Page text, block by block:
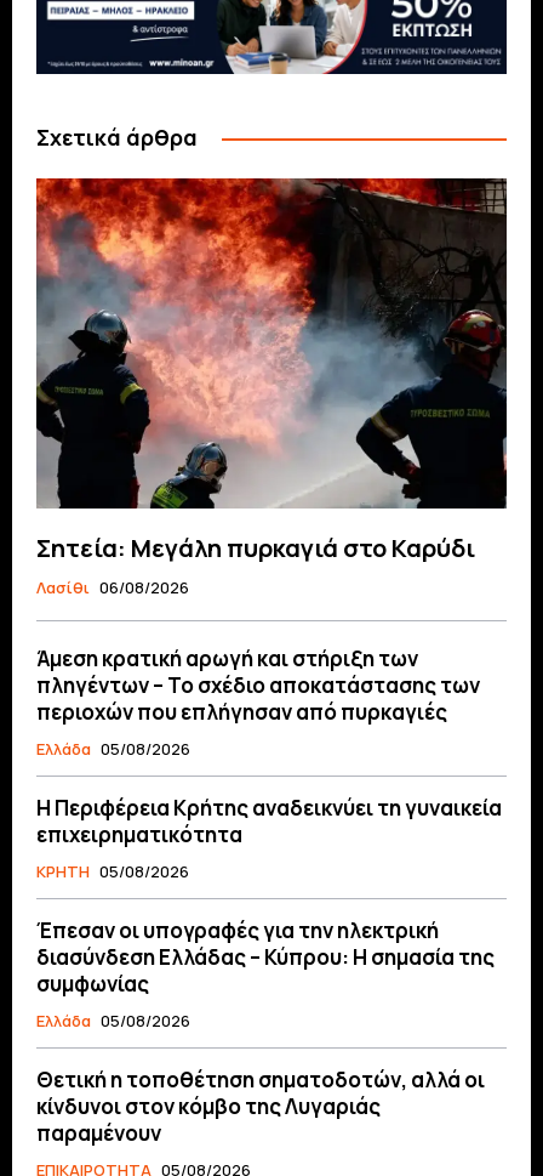
Σχετικά άρθρα
Σητεία: Μεγάλη πυρκαγιά στο Καρύδι
Λασίθι 06/08/2026
Άμεση κρατική αρωγή και στήριξη των
πληγέντων – Το σχέδιο αποκατάστασης των
περιοχών που επλήγησαν από πυρκαγιές
Ελλάδα 05/08/2026
Η Περιφέρεια Κρήτης αναδεικνύει τη γυναικεία
επιχειρηματικότητα
ΚΡΗΤΗ 05/08/2026
Έπεσαν οι υπογραφές για την ηλεκτρική
διασύνδεση Ελλάδας – Κύπρου: H σημασία της
συμφωνίας
Ελλάδα 05/08/2026
Θετική η τοποθέτηση σηματοδοτών, αλλά οι
κίνδυνοι στον κόμβο της Λυγαριάς
παραμένουν
ΕΠΙΚΑΙΡΟΤΗΤΑ 05/08/2026